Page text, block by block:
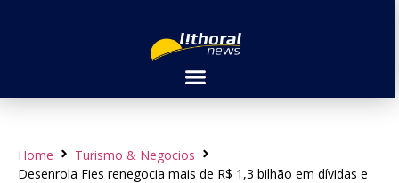
Home
Turismo & Negocios
Desenrola Fies renegocia mais de R$ 1,3 bilhão em dívidas e